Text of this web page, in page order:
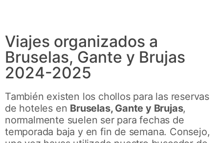
Viajes organizados a
Bruselas, Gante y Brujas
2024-2025
También existen los chollos para las reservas
de hoteles en Bruselas, Gante y Brujas,
normalmente suelen ser para fechas de
temporada baja y en fin de semana. Consejo,